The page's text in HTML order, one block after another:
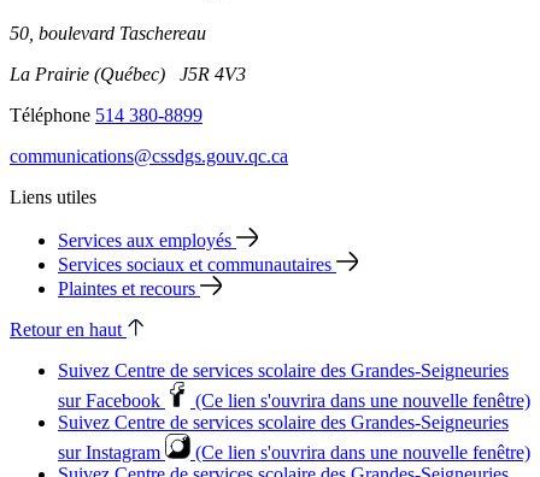
50, boulevard Taschereau
La Prairie (Québec) J5R 4V3
Téléphone 514 380-8899
communications@cssdgs.gouv.qc.ca
Liens utiles
Services aux employés
Services sociaux et communautaires
Plaintes et recours
Retour en haut
Suivez Centre de services scolaire des Grandes‑Seigneuries
sur Facebook
(Ce lien s'ouvrira dans une nouvelle fenêtre)
Suivez Centre de services scolaire des Grandes‑Seigneuries
sur Instagram
(Ce lien s'ouvrira dans une nouvelle fenêtre)